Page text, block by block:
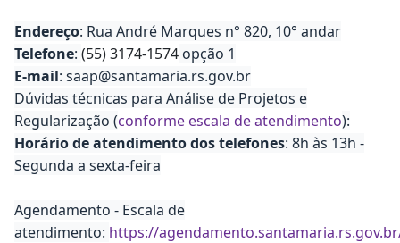
Endereço: Rua André Marques n° 820, 10° andar
Telefone: (55) 3174-1574 opção 1
E-mail: saap@santamaria.rs.gov.br
Dúvidas técnicas para Análise de Projetos e
Regularização (conforme escala de atendimento):
Horário de atendimento dos telefones: 8h às 13h -
Segunda a sexta-feira
Agendamento - Escala de
atendimento: https://